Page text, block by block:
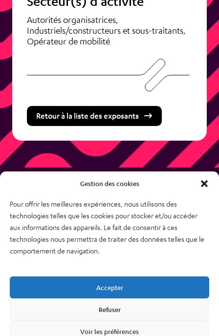
Gestion des cookies
Pour offrir les meilleures expériences, nous utilisons des
technologies telles que les cookies pour stocker et/ou accéder
aux informations des appareils. Le fait de consentir à ces
technologies nous permettra de traiter des données telles que le
comportement de navigation.
Accepter
Refuser
Voir les préférences
Autorités organisatrices,
Industriels/constructeurs et sous-traitants,
Opérateur de mobilité
Retour à la liste des exposants
38, rue des Bourdonnais
Tél : 01 48 74 04 82
Nous contacter
Mentions légales – CGU
Politique de confidentialité